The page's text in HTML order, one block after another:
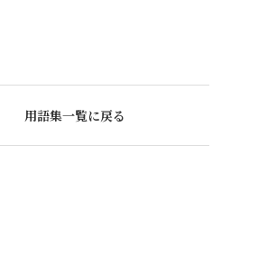
用語集一覧に戻る